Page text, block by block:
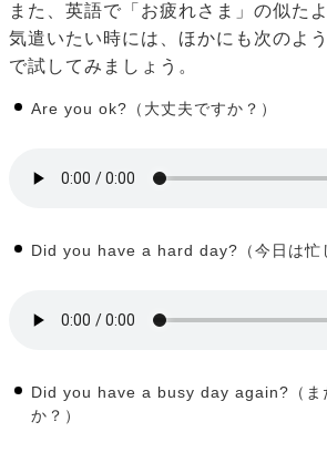
また、英語で「お疲れさま」の似た
気遣いたい時には、ほかにも次のよ
で試してみましょう。
Are you ok?（大丈夫ですか？）
Did you have a hard day?（今日は忙
Did you have a busy day again?（ま
か？）